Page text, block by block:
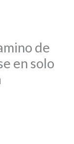
de
en solo